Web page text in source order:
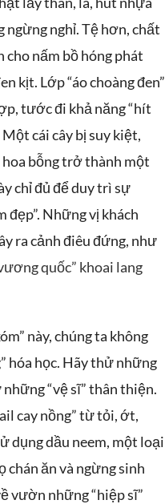
nghỉ. Tệ hơn, chất
cho nấm bồ hóng phát
kịt. Lớp “áo choàng đen”
tước đi khả năng “hít
cái cây bị suy kiệt,
bỗng trở thành một
chỉ đủ để duy trì sự
đẹp”. Những vị khách
ra cảnh điêu đứng, như
quốc” khoai lang
này, chúng ta không
hóa học. Hãy thử những
“vệ sĩ” thân thiện.
cay nồng” từ tỏi, ớt,
dụng dầu neem, một loại
chán ăn và ngừng sinh
vườn những “hiệp sĩ”